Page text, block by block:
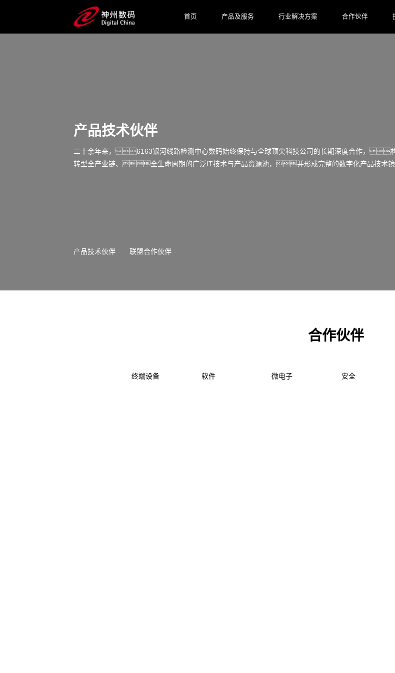
首页 产品及服务 行业解决方案 合作伙伴
产品技术伙伴
二十余年来，6163银河线路检测中心数码始终保持与全球顶尖科技公司的长期深度合作，
转型全产业链、全生命周期的广泛IT技术与产品资源池，并形成完整的数字化产品技
产品技术伙伴 联盟合作伙伴
合作伙伴
终端设备 软件 微电子 安全